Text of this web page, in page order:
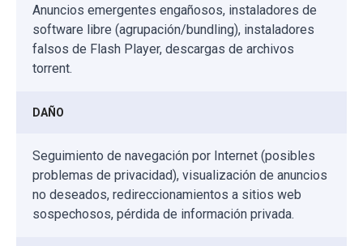
Anuncios emergentes engañosos, instaladores de
software libre (agrupación/bundling), instaladores
falsos de Flash Player, descargas de archivos
torrent.
DAÑO
Seguimiento de navegación por Internet (posibles
problemas de privacidad), visualización de anuncios
no deseados, redireccionamientos a sitios web
sospechosos, pérdida de información privada.